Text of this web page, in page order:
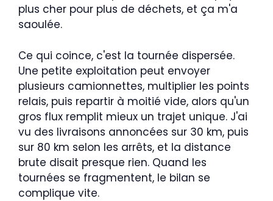
plus cher pour plus de déchets, et ça m'a
saoulée.
Ce qui coince, c'est la tournée dispersée.
Une petite exploitation peut envoyer
plusieurs camionnettes, multiplier les points
relais, puis repartir à moitié vide, alors qu'un
gros flux remplit mieux un trajet unique. J'ai
vu des livraisons annoncées sur 30 km, puis
sur 80 km selon les arrêts, et la distance
brute disait presque rien. Quand les
tournées se fragmentent, le bilan se
complique vite.